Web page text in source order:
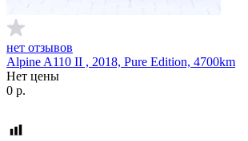
нет отзывов
Alpine A110 II , 2018, Pure Edition, 4700km
Нет цены
0 р.